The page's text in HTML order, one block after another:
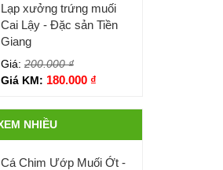
Lạp xưởng trứng muối
Cai Lậy - Đặc sản Tiền
Giang
Giá: 200.000₫
Giá KM: 180.000 ₫
NHIỀU
Cá Chim Ướp Muối Ớt -